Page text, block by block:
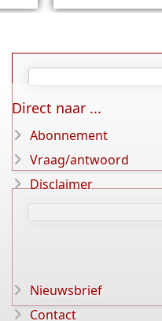
Direct naar ...
Abonnement
Vraag/antwoord
Disclaimer
Nieuwsbrief
Contact